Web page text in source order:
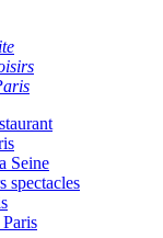
Seine
spectacles